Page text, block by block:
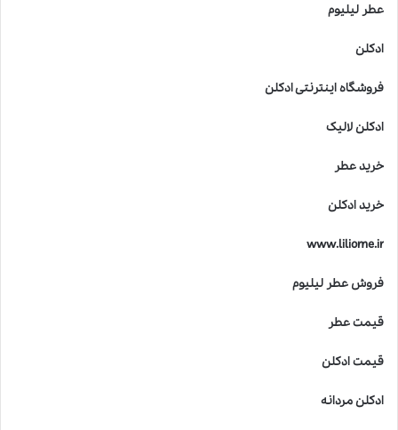
عطر لیلیوم
ادکلن
فروشگاه اینترنتی ادکلن
ادکلن لالیک
خرید عطر
خرید ادکلن
www.liliome.ir
فروش عطر لیلیوم
قیمت عطر
قیمت ادکلن
ادکلن مردانه